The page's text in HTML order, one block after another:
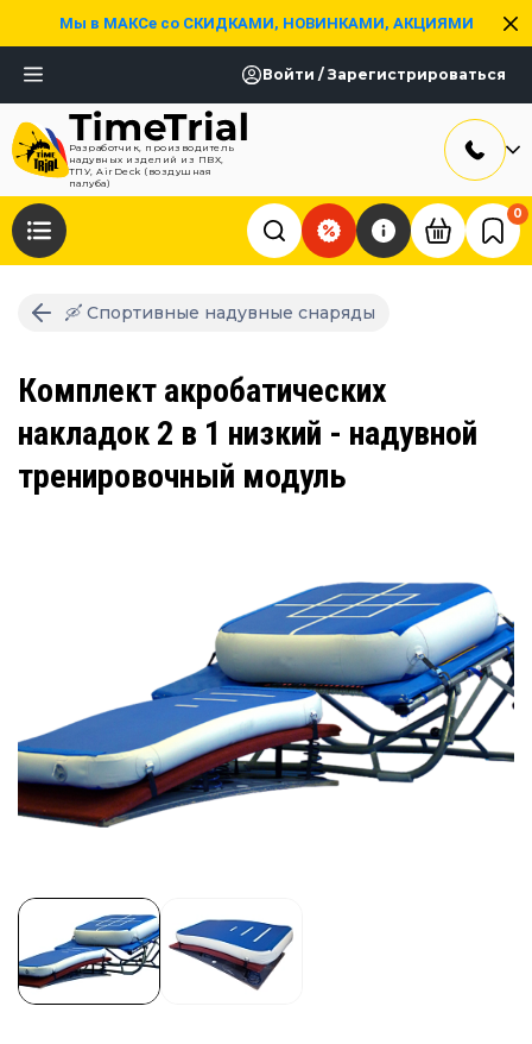
Мы в МАКСе со СКИДКАМИ, НОВИНКАМИ, АКЦИЯМИ
Войти / Зарегистрироваться
Разработчик, производитель
надувных изделий из ПВХ,
ТПУ, AirDeck (воздушная
палуба)
0
🛶 Спортивные надувные снаряды
Комплект акробатических
накладок 2 в 1 низкий - надувной
тренировочный модуль